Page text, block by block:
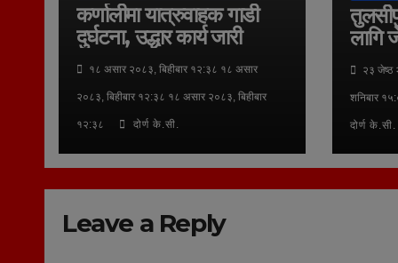
कर्णालीमा यात्रुवाहक गाडी
दुर्घटना, उद्धार कार्य जारी
१८ असार २०८३, बिहीबार १२:३८ १८ असार
२०८३, बिहीबार १२:३८ १८ असार २०८३, बिहीबार
१२:३८ दोर्ण के.सी.
लागि
२३ जेष्ठ
शनिबार
दोर्ण के.सी.
Leave a Reply